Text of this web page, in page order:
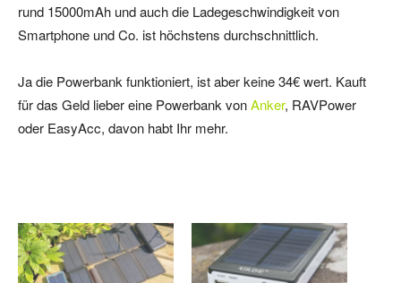
rund 15000mAh und auch die Ladegeschwindigkeit von
Smartphone und Co. ist höchstens durchschnittlich.
Ja die Powerbank funktioniert, ist aber keine 34€ wert. Kauft
für das Geld lieber eine Powerbank vonAnker, RAVPower
oder EasyAcc, davon habt Ihr mehr.